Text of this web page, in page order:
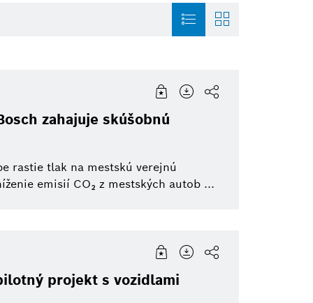
Commercial vehicles
Jednostopové vozidlá
Elektrifikovaná mobilita
Prepojená mobilita
Building Technologies
Capital eBike Systems
Aftermarket Elektrické náradie
Pozvánka
zahajuje skúšobnú
rastie tlak na mestskú verejnú
emisií CO₂ z mestských autob ...
projekt s vozidlami